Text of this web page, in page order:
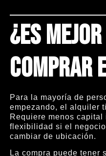
¿Es
comprar
Para la mayoría de
empezando, el alquiler
Requiere menos
flexibilidad si el
cambiar de ubicación.
La compra puede tener